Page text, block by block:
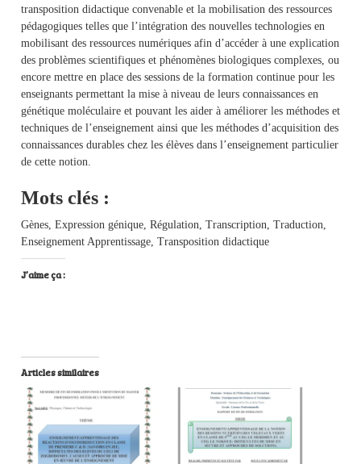
transposition didactique convenable et la mobilisation des ressources
pédagogiques telles que l’intégration des nouvelles technologies en
mobilisant des ressources numériques afin d’accéder à une explication
des problèmes scientifiques et phénomènes biologiques complexes, ou
encore mettre en place des sessions de la formation continue pour les
enseignants permettant la mise à niveau de leurs connaissances en
génétique moléculaire et pouvant les aider à améliorer les méthodes et
techniques de l’enseignement ainsi que les méthodes d’acquisition des
connaissances durables chez les élèves dans l’enseignement particulier
de cette notion.
Mots clés :
Gènes, Expression génique, Régulation, Transcription, Traduction,
Enseignement Apprentissage, Transposition didactique
J’aime ça :
Articles similaires